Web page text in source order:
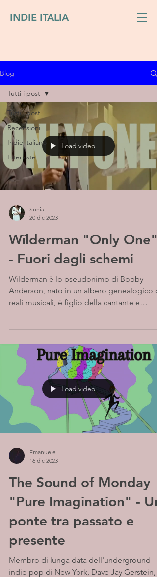
INDIE ITALIA
Blog
Tutti i post
Recensioni
Indie italiano
Interviste
Tutti i post
Load video
Sonia
20 dic 2023
Wïlderman "Only One"
- Fuori dagli schemi
Wïlderman è lo pseudonimo di Bobby
Anderson, nato in un albero genealogico di
reali musicali, è figlio della cantante e
Load video
Emanuele
16 dic 2023
The Sound of Monday
"Pure Imagination" - Un
ponte tra passato e
presente
Membro di lunga data dell'underground
indie-pop di New York, Dave Jay Gerstein,